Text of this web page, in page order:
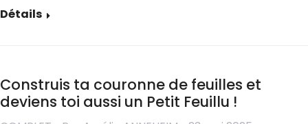
Détails
Construis ta couronne de feuilles et
deviens toi aussi un Petit Feuillu !